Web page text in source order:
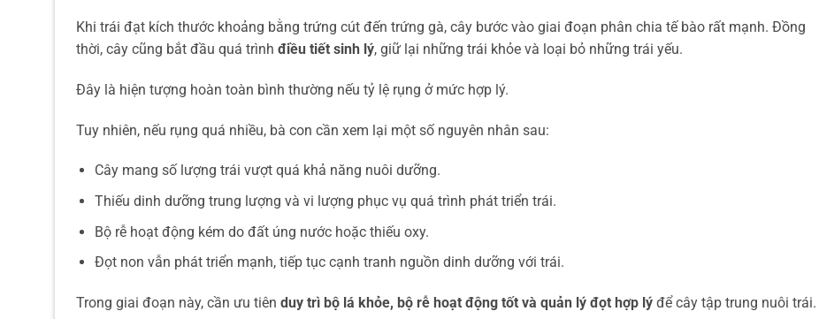
Khi trái đạt kích thước khoảng bằng trứng cút đến trứng gà, cây bước vào giai đoạn phân chia tế bào rất mạnh. Đồng
thời, cây cũng bắt đầu quá trình điều tiết sinh lý, giữ lại những trái khỏe và loại bỏ những trái yếu.
Đây là hiện tượng hoàn toàn bình thường nếu tỷ lệ rụng ở mức hợp lý.
Tuy nhiên, nếu rụng quá nhiều, bà con cần xem lại một số nguyên nhân sau:
Cây mang số lượng trái vượt quá khả năng nuôi dưỡng.
Thiếu dinh dưỡng trung lượng và vi lượng phục vụ quá trình phát triển trái.
Bộ rễ hoạt động kém do đất úng nước hoặc thiếu oxy.
Đọt non vẫn phát triển mạnh, tiếp tục cạnh tranh nguồn dinh dưỡng với trái.
Trong giai đoạn này, cần ưu tiên duy trì bộ lá khỏe, bộ rễ hoạt động tốt và quản lý đọt hợp lý để cây tập trung nuôi trái.